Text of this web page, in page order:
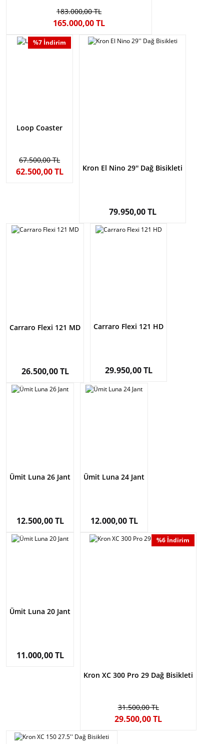
183.000,00 TL
165.000,00 TL
%7 İndirim
Loop Coaster
67.500,00 TL
62.500,00 TL Kron El Nino 29'' Dağ Bisikleti
79.950,00 TL
Carraro Flexi 121 MD
26.500,00 TL
Carraro Flexi 121 HD
29.950,00 TL
Ümit Luna 26 Jant
12.500,00 TL
Ümit Luna 24 Jant
12.000,00 TL
Ümit Luna 20 Jant
11.000,00 TL
%6 İndirim
Kron XC 300 Pro 29 Dağ Bisikleti
31.500,00 TL
29.500,00 TL